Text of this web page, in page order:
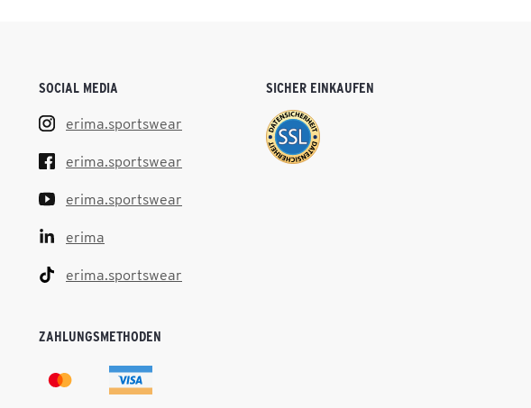
SOCIAL MEDIA
erima.sportswear
erima.sportswear
erima.sportswear
erima
erima.sportswear
ZAHLUNGSMETHODEN
SICHER EINKAUFEN